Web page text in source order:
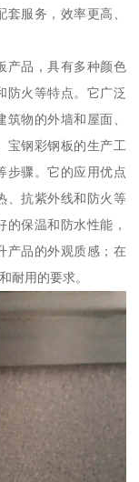
服务，效率更高、
产品，具有多种颜色
防火等特点。它广泛
物的外墙和屋面、
宝钢彩钢板的生产工
步骤。它的应用优点
、抗紫外线和防火等
保温和防水性能，
产品的外观质感；在
耐用的要求。